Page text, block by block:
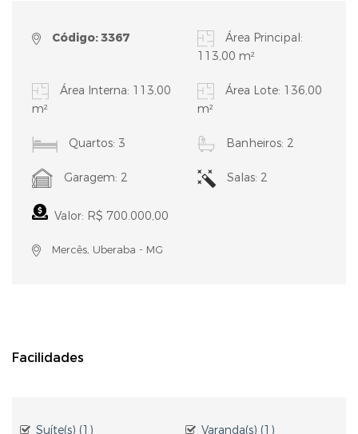
Código: 3367
Área Principal:
113,00 m²
Área Interna: 113,00
m²
Área Lote: 136,00
m²
Quartos: 3 Banheiros: 2
Garagem: 2 Salas: 2
Valor: R$ 700.000,00
Mercês, Uberaba - MG
Facilidades
Suíte(s) (1)
Varanda(s) (1)